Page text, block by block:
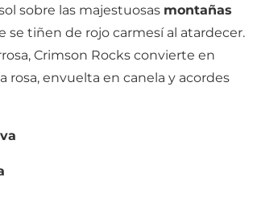
sobre las majestuosas montañas
se tiñen de rojo carmesí al atardecer.
Crimson Rocks convierte en
rosa, envuelta en canela y acordes